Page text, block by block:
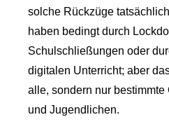
solche Rückzüge
haben bedingt durch
Schulschließungen oder
digitalen Unterricht; aber
alle, sondern nur
und Jugendlichen.